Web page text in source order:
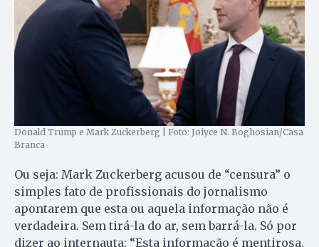
Donald Trump e Mark Zuckerberg | Foto: Joiyce N. Boghosian/Casa
Branca
Ou seja: Mark Zuckerberg acusou de “censura” o
simples fato de profissionais do jornalismo
apontarem que esta ou aquela informação não é
verdadeira. Sem tirá-la do ar, sem barrá-la. Só por
dizer ao internauta: “Esta informação é mentirosa,